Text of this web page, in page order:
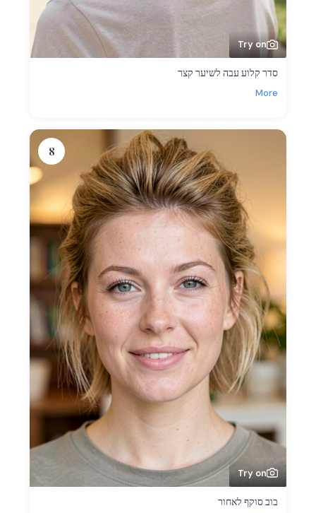
Try on
סדר קלוע עבה לשיער קצר
More
8
Try on
בוב סוקף לאחור